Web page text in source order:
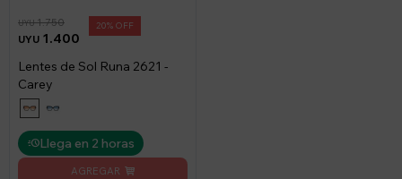
UYU 1.400
UYU1.750 20
Lentes de Sol Runa 2621 -
Carey
Llega en 2 horas